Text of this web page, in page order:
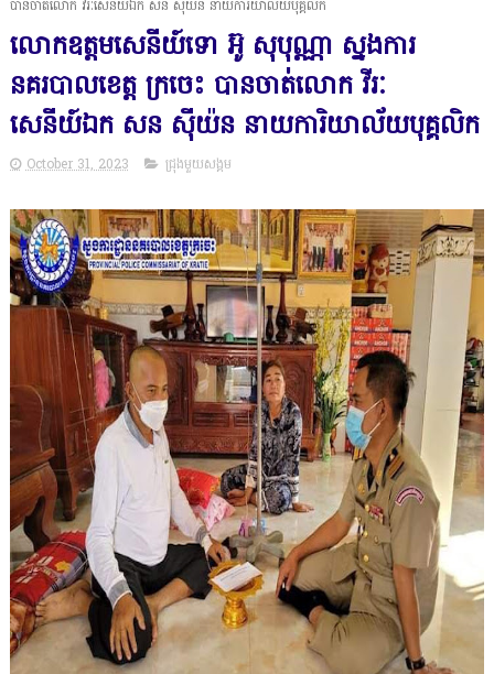
បានចាត់លោក វីរៈសេនីយ៍ឯក សន ស៊ីយ៉ន នាយការិយាល័យបុគ្គលិក
លោកឧត្តមសេនីយ៍ទោ អ៊ូ សុបុណ្ណា ស្នងការ
នគរបាលខេត្ត ក្រចេះ បានចាត់លោក វីរៈ
សេនីយ៍ឯក សន ស៊ីយ៉ន នាយការិយាល័យបុគ្គលិក
October 31, 2023 ជ្រុងមួយសង្គម